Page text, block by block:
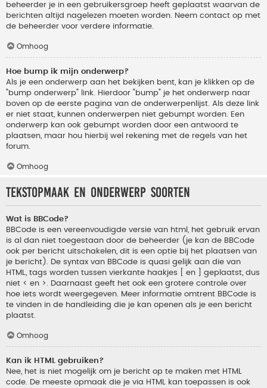
beheerder je in een gebruikersgroep heeft geplaatst waarvan de
berichten altijd nagelezen moeten worden. Neem contact op met
de beheerder voor verdere informatie.
Omhoog
Hoe bump ik mijn onderwerp?
Als je een onderwerp aan het bekijken bent, kan je klikken op de
"bump onderwerp" link. Hierdoor "bump" je het onderwerp naar
boven op de eerste pagina van de onderwerpenlijst. Als deze link
er niet staat, kunnen onderwerpen niet gebumpt worden. Een
onderwerp kan ook gebumpt worden door een antwoord te
plaatsen, maar hou hierbij wel rekening met de regels van het
forum.
Omhoog
Tekstopmaak en onderwerp soorten
Wat is BBCode?
BBCode is een vereenvoudigde versie van html, het gebruik ervan
is al dan niet toegestaan door de beheerder (je kan de BBCode
ook per bericht uitschakelen, dit is een optie bij het plaatsen van
je bericht). De syntax van BBCode is quasi gelijk aan die van
HTML, tags worden tussen vierkante haakjes [ en ] geplaatst, dus
niet < en >. Daarnaast geeft het ook een grotere controle over
hoe iets wordt weergegeven. Meer informatie omtrent BBCode is
te vinden in de handleiding die je kan openen als je een bericht
plaatst.
Omhoog
Kan ik HTML gebruiken?
Nee, het is niet mogelijk om je bericht op te maken met HTML
code. De meeste opmaak die je via HTML kan toepassen is ook